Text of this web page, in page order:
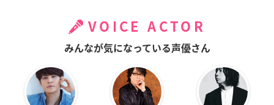
VOICE ACTOR
みんなが気になっている声優さん